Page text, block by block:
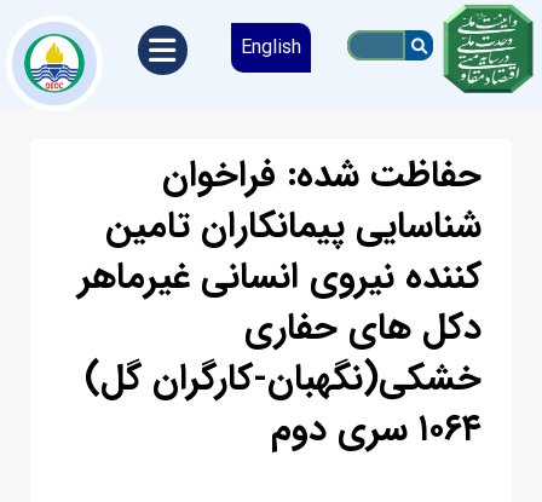
English
حفاظت شده: فراخوان
شناسایی پیمانکاران تامین
کننده نیروي انسانی غیرماهر
دکل هاي حفاري
خشکی(نگهبان-کارگران گل)
۱۰۶۴ سری دوم